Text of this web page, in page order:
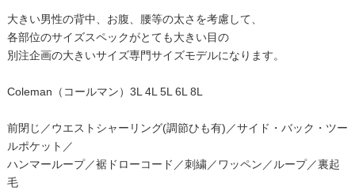
大きい男性の背中、お腹、腰等の太さを考慮して、
各部位のサイズスペックがとても大きい目の
別注企画の大きいサイズ専門サイズモデルになります。
Coleman（コールマン）3L 4L 5L 6L 8L
前閉じ／ウエストシャーリング(調節ひも有)／サイド・バック・ツー
ルポケット／
ハンマーループ／裾ドローコード／刺繍／ワッペン／ループ／裏起
毛